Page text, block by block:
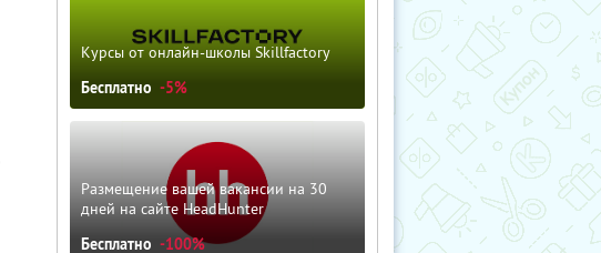
Курсы от онлайн-школы Skillfactory
Бесплатно -5%
Размещение вашей вакансии на 30
дней на сайте HeadHunter
Бесплатно -100%